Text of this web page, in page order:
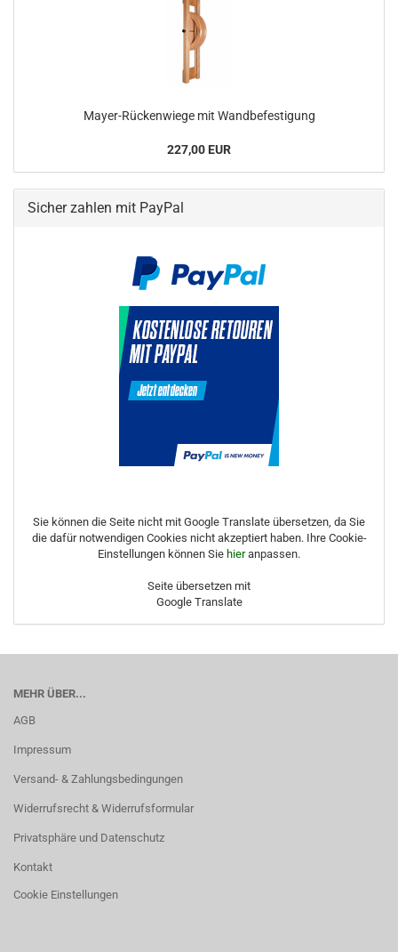
Mayer-Rückenwiege mit Wandbefestigung
227,00 EUR
Sicher zahlen mit PayPal
Sie können die Seite nicht mit Google Translate übersetzen, da Sie
die dafür notwendigen Cookies nicht akzeptiert haben. Ihre Cookie-
Einstellungen können Sie hieranpassen.
Seite übersetzen mit
Google Translate
MEHR ÜBER...
AGB
Impressum
Versand- & Zahlungsbedingungen
Widerrufsrecht & Widerrufsformular
Privatsphäre und Datenschutz
Kontakt
Cookie Einstellungen